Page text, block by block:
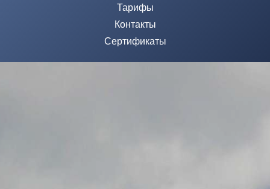
Тарифы
Контакты
Сертификаты